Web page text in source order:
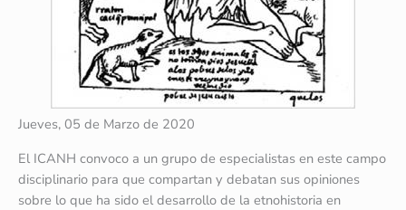
Jueves, 05 de Marzo de 2020
El ICANH convoco a un grupo de especialistas en este campo
disciplinario para que compartan y debatan sus opiniones
sobre lo que ha sido el desarrollo de la etnohistoria en